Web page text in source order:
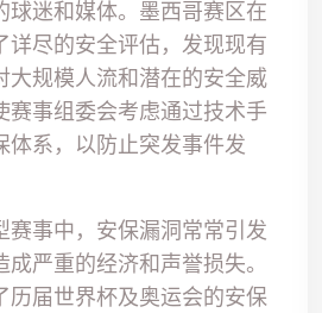
球迷和媒体。墨西哥赛区在
详尽的安全评估，发现现有
大规模人流和潜在的安全威
赛事组委会考虑通过技术手
体系，以防止突发事件发
赛事中，安保漏洞常常引发
严重的经济和声誉损失。
历届世界杯及奥运会的安保